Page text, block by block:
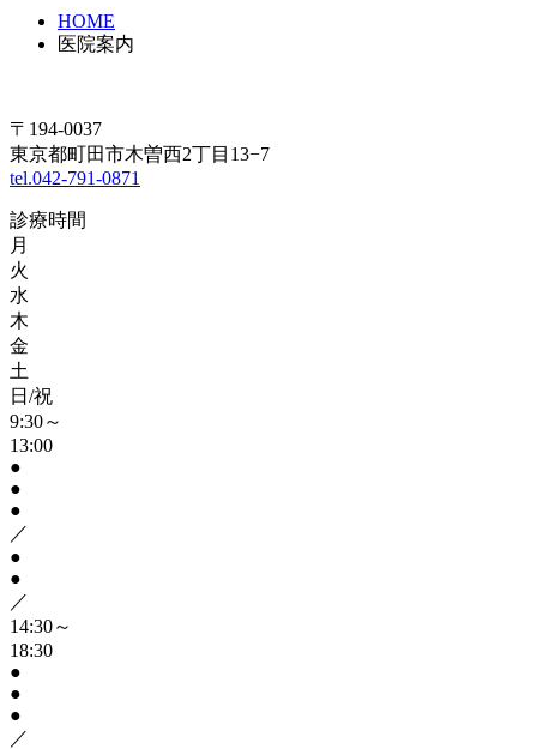
HOME
医院案内
〒194-0037
東京都町田市木曽西2丁目13−7
tel.042-791-0871
診療時間
月
火
水
木
金
土
日/祝
9:30～
13:00
●
●
●
／
●
●
／
14:30～
18:30
●
●
●
／